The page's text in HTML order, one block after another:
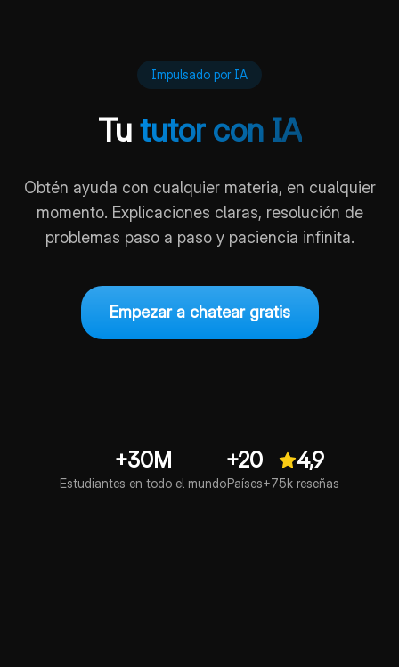
Impulsado por IA
Tu tutor con IA
Obtén ayuda con cualquier materia, en cualquier
momento. Explicaciones claras, resolución de
problemas paso a paso y paciencia infinita.
Empezar a chatear gratis
+30M
Estudiantes en todo el mundo
+20
Países
4,9
+75k reseñas